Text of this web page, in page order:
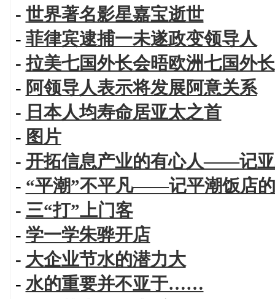
- 世界著名影星嘉宝逝世
- 菲律宾逮捕一未遂政变领导人
-拉美七国外长会晤欧洲七国外长
- 阿领导人表示将发展阿意关系
- 日本人均寿命居亚太之首
- 图片
- 开拓信息产业的有心人——记
- “平潮”不平凡——记平潮饭店
- 三“打”上门客
- 学一学朱骅开店
- 大企业节水的潜力大
- 水的重要并不亚于……